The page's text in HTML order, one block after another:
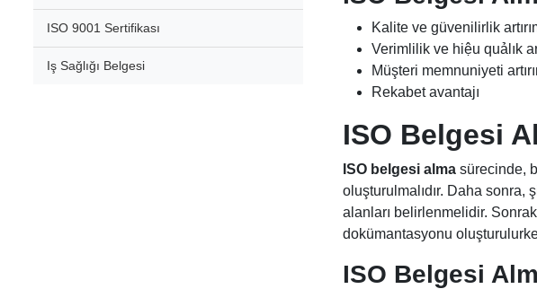
ISO 9001 Sertifikası
Iş Sağlığı Belgesi
Kalite ve güvenilirlik
Verimlilik ve hiệu quảlık
Müşteri memnuniyeti
Rekabet avantajı
ISO Belgesi
ISO belgesi almasürecinde,
oluşturulmalıdır. Daha
alanları belirlenmelidir.
dokümantasyonu
ISO Belgesi